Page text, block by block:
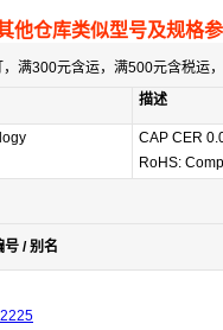
他仓库类似型号及规格
满300元含运，满500元含税运
描述
CAP CER
RoHS:
号 / 别名